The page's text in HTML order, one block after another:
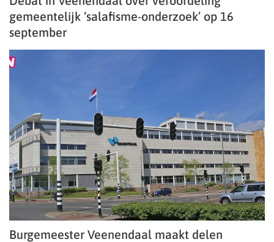
gemeentelijk ‘salafisme-onderzoek’ op 16
september
Burgemeester Veenendaal maakt delen